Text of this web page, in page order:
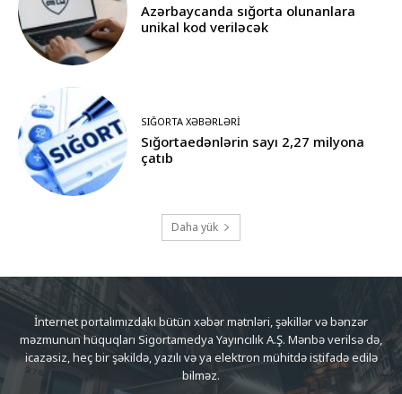
Azərbaycanda sığorta olunanlara
unikal kod veriləcək
SIĞORTA XƏBƏRLƏRI
Sığortaedənlərin sayı 2,27 milyona
çatıb
Daha yük
İnternet portalımızdakı bütün xəbər mətnləri, şəkillər və bənzər
məzmunun hüquqları Sigortamedya Yayıncılık A.Ş. Mənbə verilsə də,
icazəsiz, heç bir şəkildə, yazılı və ya elektron mühitdə istifadə edilə
bilməz.